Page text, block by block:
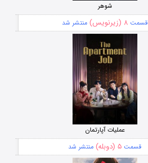
شوهر
قسمت ۸ (زیرنویس) منتشر شد
عملیات آپارتمان
قسمت ۵ (دوبله) منتشر شد